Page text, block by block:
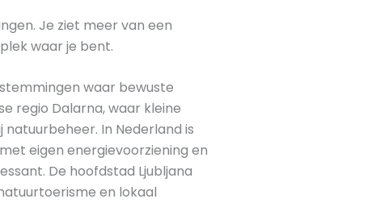
Je ziet meer van een
waar je bent.
waar bewuste
regio Dalarna, waar kleine
In Nederland is
eigen energievoorziening en
De hoofdstad Ljubljana
en lokaal